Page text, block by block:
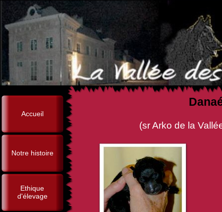
Accueil
Notre histoire
Ethique
d'élevage
(sr Arko de la Vallée des